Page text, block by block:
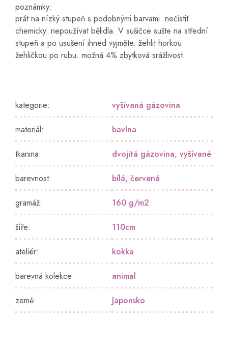
poznámky:
prát na nízký stupeň s podobnými barvami. nečistit
chemicky. nepoužívat bělidla. V sušičce sušte na střední
stupeň a po usušení ihned vyjměte. žehlit horkou
žehličkou po rubu. možná 4% zbytková srážlivost.
kategorie: vyšívaná gázovina
materiál: bavlna
tkanina: dvojitá gázovina, vyšívané
barevnost: bílá, červená
gramáž: 160 g/m2
šíře: 110cm
ateliér: kokka
barevná kolekce: animal
země: Japonsko